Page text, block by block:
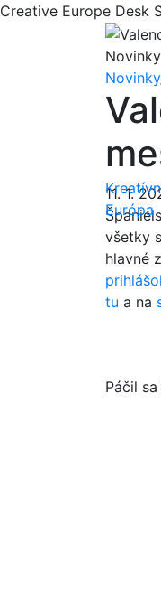
Creative Europe Desk
Európa
Novinky
Novinky
11. 1.
všetky
hlavné
tu a na
Páčil